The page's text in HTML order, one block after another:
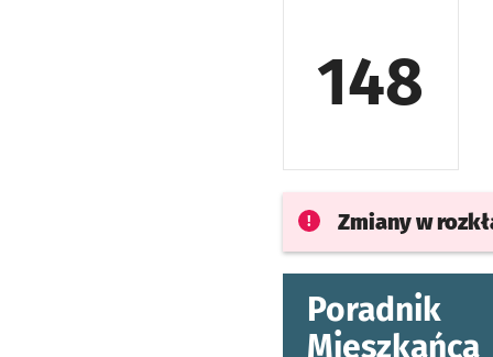
148
Zmiany w
Poradnik
Mieszkańca